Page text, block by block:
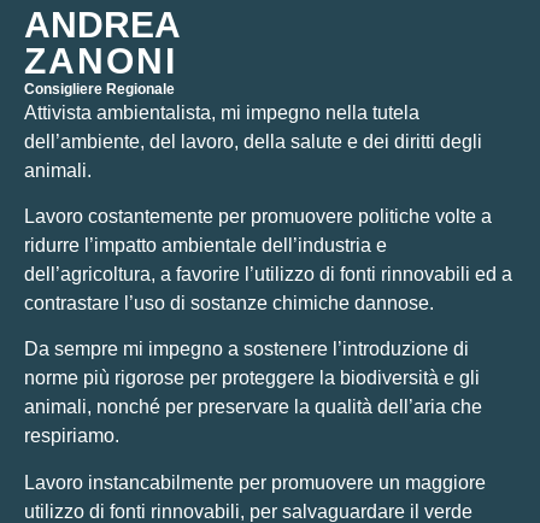
ANDREA
ZANONI
Consigliere Regionale
Attivista ambientalista, mi impegno nella tutela
dell’ambiente, del lavoro, della salute e dei diritti degli
animali.
Lavoro costantemente per promuovere politiche volte a
ridurre l’impatto ambientale dell’industria e
dell’agricoltura, a favorire l’utilizzo di fonti rinnovabili ed a
contrastare l’uso di sostanze chimiche dannose.
Da sempre mi impegno a sostenere l’introduzione di
norme più rigorose per proteggere la biodiversità e gli
animali, nonché per preservare la qualità dell’aria che
respiriamo.
Lavoro instancabilmente per promuovere un maggiore
utilizzo di fonti rinnovabili, per salvaguardare il verde